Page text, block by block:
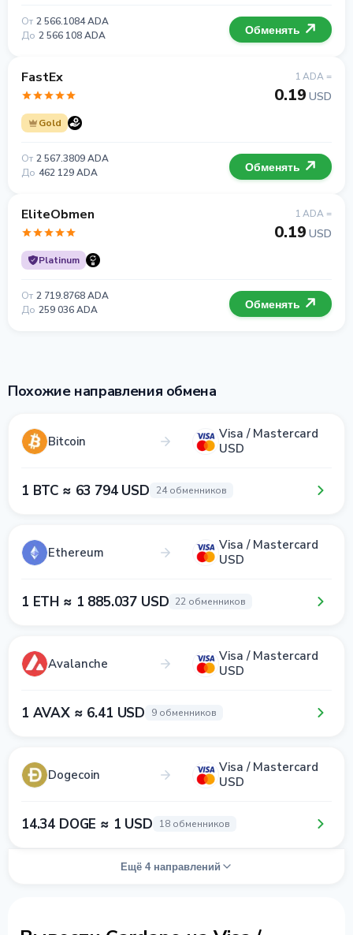
От 2 566.1084 ADA
До 2 566 108 ADA Обменять
FastEx
Gold
1 ADA =
0.19 USD
От 2 567.3809 ADA
До 462 129 ADA Обменять
EliteObmen
Platinum
1 ADA =
0.19 USD
От 2 719.8768 ADA
До 259 036 ADA Обменять
Похожие направления обмена
Bitcoin
Visa / Mastercard
USD
1 BTC ≈ 63 794 USD 24 обменников
Ethereum
Visa / Mastercard
USD
1 ETH ≈ 1 885.037 USD 22 обменников
Avalanche
Visa / Mastercard
USD
1 AVAX ≈ 6.41 USD 9 обменников
Dogecoin
Visa / Mastercard
USD
14.34 DOGE ≈ 1 USD 18 обменников
Ещё 4 направлений